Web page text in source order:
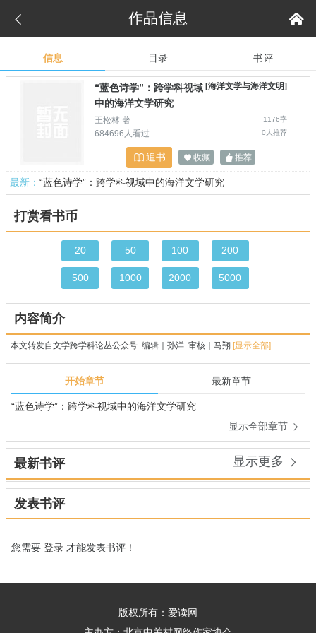
 
作品信息
信息 目录 书评
[海洋文学与海洋文明]
“蓝色诗学”：跨学科视域
中的海洋文学研究
1176字
王松林 著
0人推荐
684696人看过
 追书  收藏  推荐
最新： “蓝色诗学”：跨学科视域中的海洋文学研究
打赏看书币
20 50 100 200
500 1000 2000 5000
内容简介
本文转发自文学跨学科论丛公众号 编辑｜孙洋 审核｜马翔[显示全部]
开始章节 最新章节
“蓝色诗学”：跨学科视域中的海洋文学研究
显示全部章节 
最新书评 显示更多 
发表书评
您需要登录 才能发表书评！
版权所有：爱读网